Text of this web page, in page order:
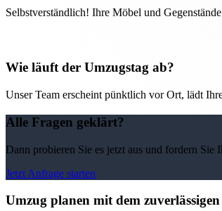
Selbstverständlich! Ihre Möbel und
Wie läuft der Umzugstag ab?
Unser Team erscheint pünktlich vor Ort, lädt
Alle Fragen geklärt?
Dann probieren Sie es jetzt aus und fordern
Jetzt Anfrage starten
Umzug planen mit dem